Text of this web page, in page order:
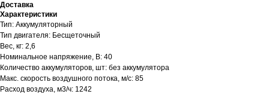
Доставка
Характеристики
Тип: Аккумуляторный
Тип двигателя: Бесщеточный
Вес, кг: 2,6
Номинальное напряжение, В: 40
Количество аккумуляторов, шт: без аккумулятора
Макс. скорость воздушного потока, м/с: 85
Расход воздуха, м3/ч: 1242